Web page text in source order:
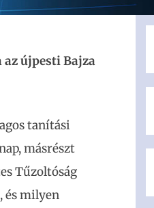
újpesti Bajza
tanítási
másrészt
Tűzoltóság
és milyen